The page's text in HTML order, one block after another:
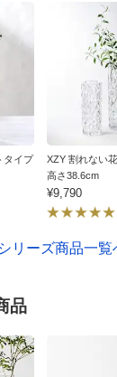
ー等の溶剤や
ださい。表面が
す。
りの磨き粉や
。細かい傷が付
った製品はご
すべての口コミ
タイプ
XZY 割れない
高さ38.6cm
¥9,790
シリーズ商品一覧
品